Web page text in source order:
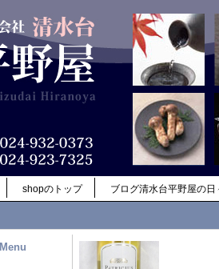
shopのトップ ブログ清水台平野屋の日
Menu